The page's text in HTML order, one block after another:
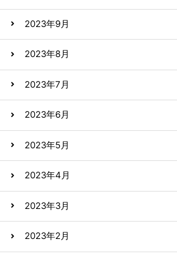
2023年9月
2023年8月
2023年7月
2023年6月
2023年5月
2023年4月
2023年3月
2023年2月